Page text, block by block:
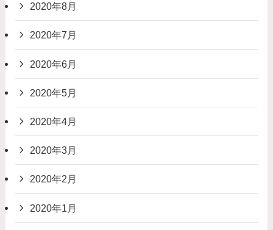
2020年8月
2020年7月
2020年6月
2020年5月
2020年4月
2020年3月
2020年2月
2020年1月